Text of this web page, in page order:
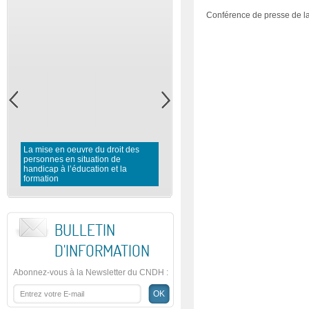
La mise en oeuvre du droit des
personnes en situation de
handicap à l’éducation et la
formation
BULLETIN
D'INFORMATION
Abonnez-vous à la Newsletter du CNDH :
Conférence de presse de